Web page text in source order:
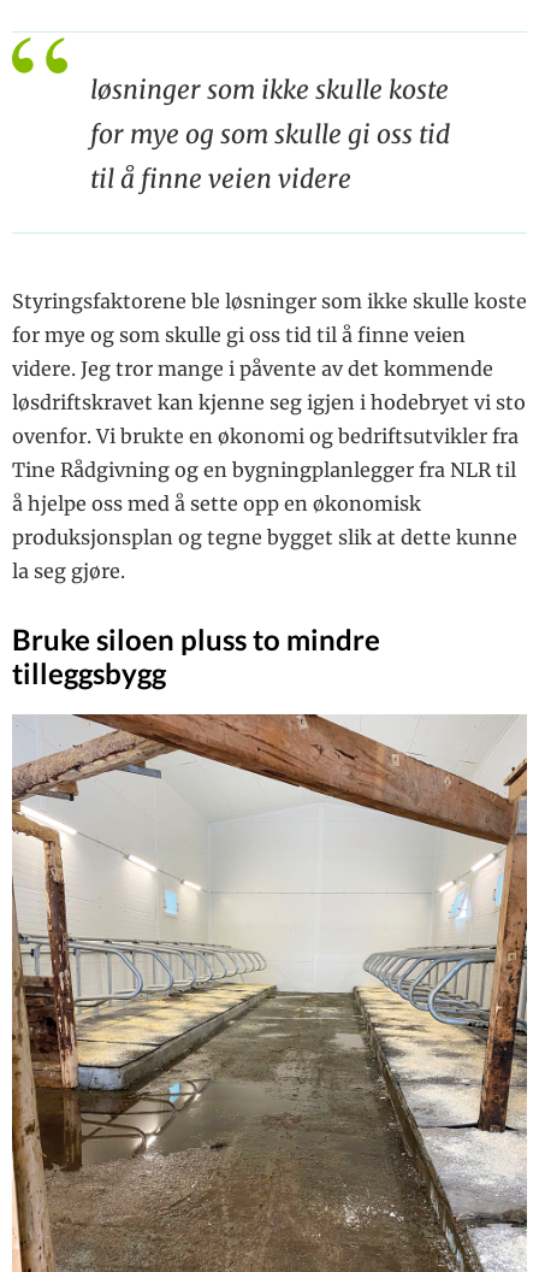
løsninger som ikke skulle koste
for mye og som skulle gi oss tid
til å finne veien videre
Styringsfaktorene ble løsninger som ikke skulle koste
for mye og som skulle gi oss tid til å finne veien
videre. Jeg tror mange i påvente av det kommende
løsdriftskravet kan kjenne seg igjen i hodebryet vi sto
ovenfor. Vi brukte en økonomi og bedriftsutvikler fra
Tine Rådgivning og en bygningplanlegger fra NLR til
å hjelpe oss med å sette opp en økonomisk
produksjonsplan og tegne bygget slik at dette kunne
la seg gjøre.
Bruke siloen pluss to mindre
tilleggsbygg